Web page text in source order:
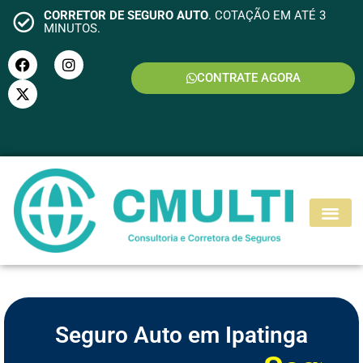
CORRETOR DE SEGURO AUTO. COTAÇÃO EM ATÉ 3
MINUTOS.
CONTRATE AGORA
SEGURO MOTO
Seguro Auto em Ipatinga